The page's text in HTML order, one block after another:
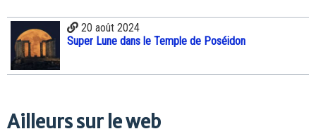
20 août 2024
Super Lune dans le Temple de Poséidon
Ailleurs sur le web